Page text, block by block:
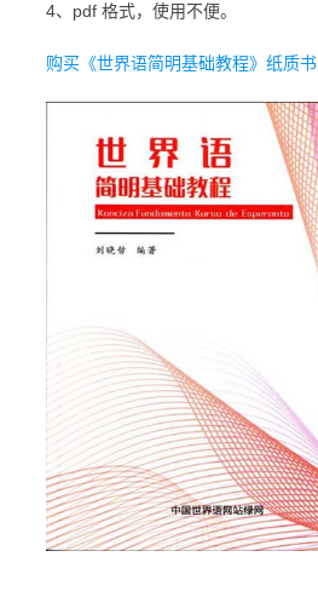
4、pdf 格式，使用不便。
购买《世界语简明基础教程》纸质书